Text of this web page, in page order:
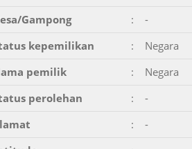
Gampong
:
-
kepemilikan
:
Negara
pemilik
:
Negara
perolehan
:
-
:
-